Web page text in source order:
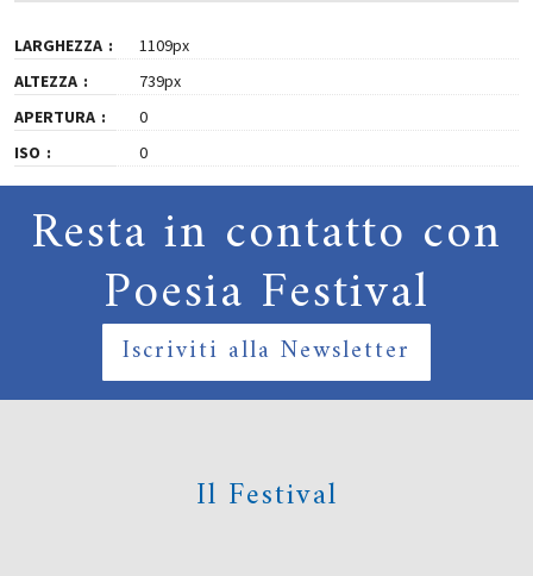
LARGHEZZA
1109px
ALTEZZA
739px
APERTURA
0
ISO
0
Resta in contatto con
Poesia Festival
Iscriviti alla Newsletter
Il Festival